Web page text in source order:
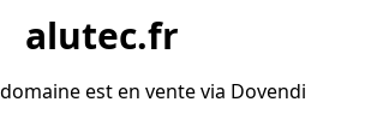
alutec.fr
est en vente via Dovendi